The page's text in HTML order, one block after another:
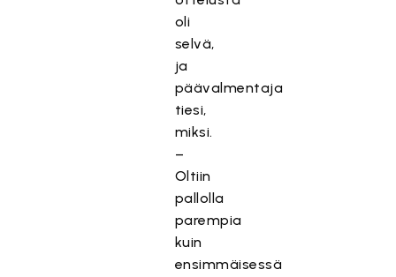
oli
selvä,
ja
päävalmentaja
tiesi,
miksi.
–
Oltiin
pallolla
parempia
kuin
ensimmäisessä